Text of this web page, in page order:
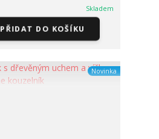
Skladem
PŘIDAT DO KOŠÍKU
Novinka